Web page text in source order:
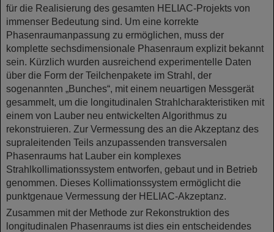
für die Realisierung des gesamten HELIAC-Projekts von
immenser Bedeutung sind. Um eine korrekte
Phasenraumanpassung zu ermöglichen, muss der
komplette sechsdimensionale Phasenraum explizit bekannt
sein. Kürzlich wurden ausreichend experimentelle Daten
über die Form der Teilchenpakete im Strahl, der
sogenannten „Bunches“, mit einem neuartigen Messgerät
gesammelt, um die longitudinalen Strahlcharakteristiken mit
einem von Lauber neu entwickelten Algorithmus zu
rekonstruieren. Zur Vermessung des an die Akzeptanz des
supraleitenden Teils anzupassenden transversalen
Phasenraums hat Lauber ein komplexes
Strahlkollimationssystem entworfen, gebaut und in Betrieb
genommen. Dieses Kollimationssystem ermöglicht die
punktgenaue Vermessung der HELIAC-Akzeptanz.
Zusammen mit der Methode zur Rekonstruktion des
longitudinalen Phasenraums ist dies ein entscheidendes